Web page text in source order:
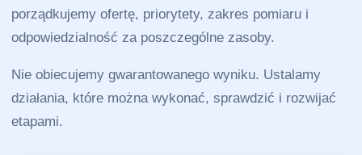
porządkujemy ofertę, priorytety, zakres pomiaru i
odpowiedzialność za poszczególne zasoby.
Nie obiecujemy gwarantowanego wyniku. Ustalamy
działania, które można wykonać, sprawdzić i rozwijać
etapami.